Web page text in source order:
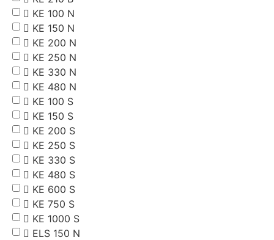
KE 100 N
KE 150 N
KE 200 N
KE 250 N
KE 330 N
KE 480 N
KE 100 S
KE 150 S
KE 200 S
KE 250 S
KE 330 S
KE 480 S
KE 600 S
KE 750 S
KE 1000 S
ELS 150 N